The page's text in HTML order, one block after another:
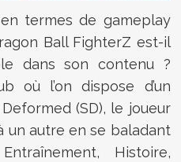
termes de gameplay
Ball FighterZ est-il
dans son contenu ?
où l’on dispose d’un
(SD), le joueur
un autre en se baladant
Histoire,